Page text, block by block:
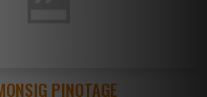
PINOTAGE